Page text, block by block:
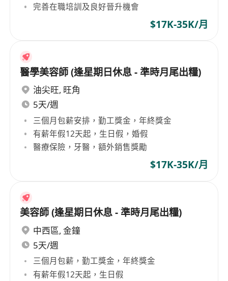
完善在職培訓及良好晉升機會
$17K-35K/月
醫學美容師 (逢星期日休息 - 準時月尾出糧)
油尖旺, 旺角
5天/週
三個月包薪安排，勤工獎金，年終獎金
有薪年假12天起，生日假，婚假
醫療保險，牙醫，額外銷售獎勵
$17K-35K/月
美容師 (逢星期日休息 - 準時月尾出糧)
中西區, 金鐘
5天/週
三個月包薪，勤工獎金，年終獎金
有薪年假12天起，生日假